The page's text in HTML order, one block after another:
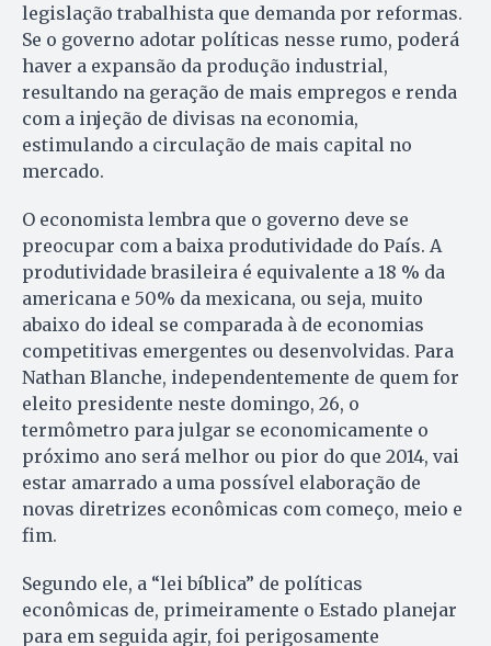
legislação trabalhista que demanda por reformas.
Se o governo adotar políticas nesse rumo, poderá
haver a expansão da produção industrial,
resultando na geração de mais empregos e renda
com a injeção de divisas na economia,
estimulando a circulação de mais capital no
mercado.
O economista lembra que o governo deve se
preocupar com a baixa produtividade do País. A
produtividade brasileira é equivalente a 18 % da
americana e 50% da mexicana, ou seja, muito
abaixo do ideal se comparada à de economias
competitivas emergentes ou desenvolvidas. Para
Nathan Blanche, independentemente de quem for
eleito presidente neste domingo, 26, o
termômetro para julgar se economicamente o
próximo ano será melhor ou pior do que 2014, vai
estar amarrado a uma possível elaboração de
novas diretrizes econômicas com começo, meio e
fim.
Segundo ele, a “lei bíblica” de políticas
econômicas de, primeiramente o Estado planejar
para em seguida agir, foi perigosamente